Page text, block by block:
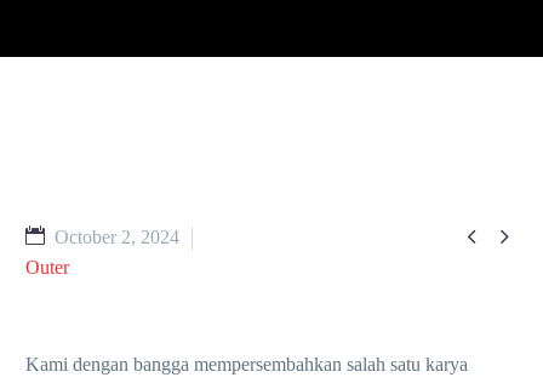
 
October 2, 2024
Outer
Kami dengan bangga mempersembahkan salah satu karya